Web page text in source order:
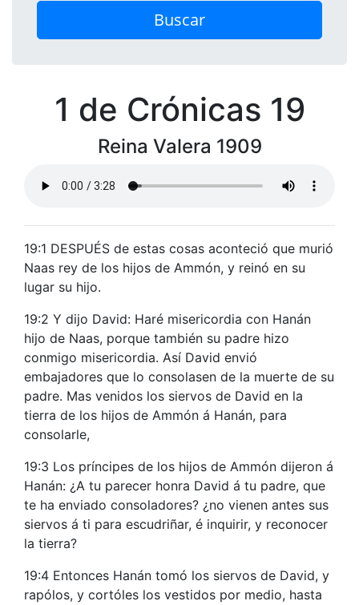
Buscar
1 de Crónicas 19
Reina Valera 1909
19:1 DESPUÉS de estas cosas aconteció que murió
Naas rey de los hijos de Ammón, y reinó en su
lugar su hijo.
19:2 Y dijo David: Haré misericordia con Hanán
hijo de Naas, porque también su padre hizo
conmigo misericordia. Así David envió
embajadores que lo consolasen de la muerte de su
padre. Mas venidos los siervos de David en la
tierra de los hijos de Ammón á Hanán, para
consolarle,
19:3 Los príncipes de los hijos de Ammón dijeron á
Hanán: ¿A tu parecer honra David á tu padre, que
te ha enviado consoladores? ¿no vienen antes sus
siervos á ti para escudriñar, é inquirir, y reconocer
la tierra?
19:4 Entonces Hanán tomó los siervos de David, y
rapólos, y cortóles los vestidos por medio, hasta